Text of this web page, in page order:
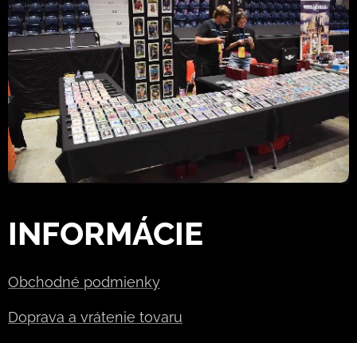
INFORMÁCIE
Obchodné podmienky
Doprava a vrátenie tovaru